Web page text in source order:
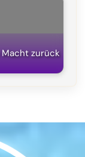
Macht zurück